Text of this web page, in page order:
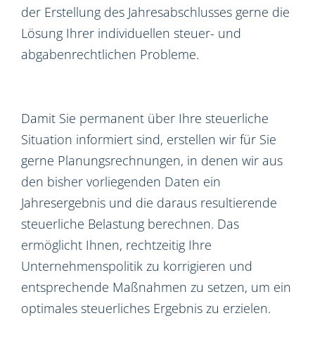
der Erstellung des Jahresabschlusses gerne die
Lösung Ihrer individuellen steuer- und
abgabenrechtlichen Probleme.
Damit Sie permanent über Ihre steuerliche
Situation informiert sind, erstellen wir für Sie
gerne Planungsrechnungen, in denen wir aus
den bisher vorliegenden Daten ein
Jahresergebnis und die daraus resultierende
steuerliche Belastung berechnen. Das
ermöglicht Ihnen, rechtzeitig Ihre
Unternehmenspolitik zu korrigieren und
entsprechende Maßnahmen zu setzen, um ein
optimales steuerliches Ergebnis zu erzielen.